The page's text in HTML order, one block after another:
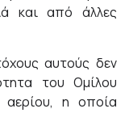
και από άλλες
αυτούς δεν
του Ομίλου
αερίου, η οποία